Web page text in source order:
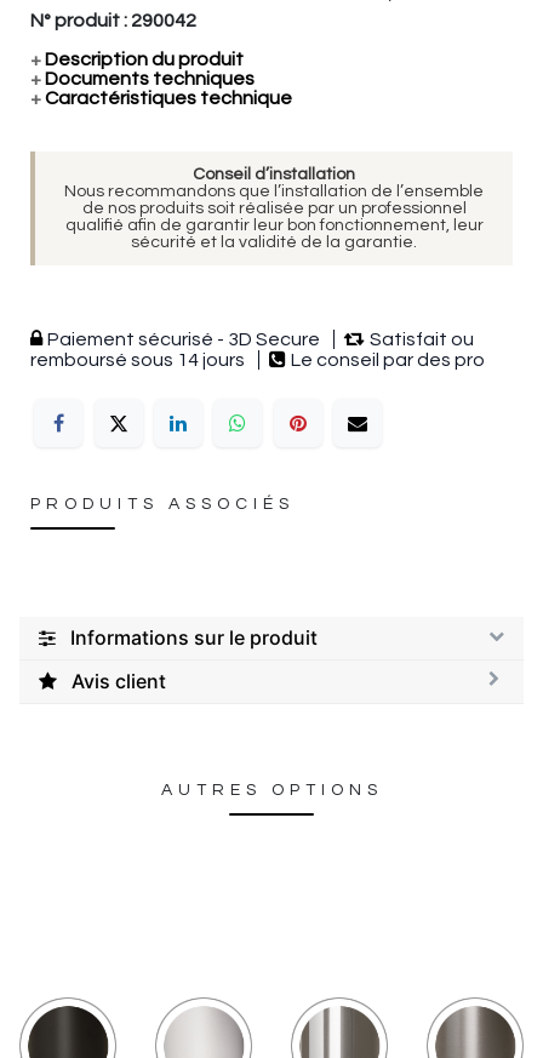
N° produit : 290042
+ Description du produit
+ Documents techniques
+Caractéristiques technique
Conseil d’installation
Nous recommandons que l’installation de l’ensemble
de nos produits soit réalisée par un professionnel
qualifié afin de garantir leur bon fonctionnement, leur
sécurité et la validité de la garantie.
Paiement sécurisé - 3D Secure
Satisfait ou
remboursé sous 14 jours
Le conseil par des pro
PRODUITS ASSOCIÉS
Informations sur le produit
Avis client
AUTRES OPTIONS